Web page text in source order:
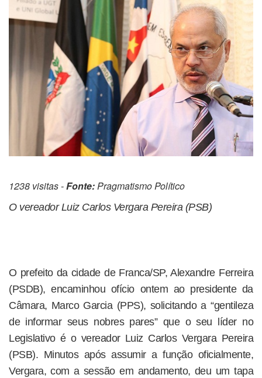
1238 visitas -Fonte:Pragmatismo Político
O vereador Luiz Carlos Vergara Pereira (PSB)
O prefeito da cidade de Franca/SP, Alexandre Ferreira
(PSDB), encaminhou ofício ontem ao presidente da
Câmara, Marco Garcia (PPS), solicitando a “gentileza
de informar seus nobres pares” que o seu líder no
Legislativo é o vereador Luiz Carlos Vergara Pereira
(PSB). Minutos após assumir a função oficialmente,
Vergara, com a sessão em andamento, deu um tapa